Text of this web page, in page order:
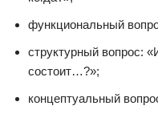
функциональный
структурный вопрос:
состоит…?»;
концептуальный